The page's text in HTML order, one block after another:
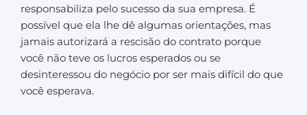
responsabiliza pelo sucesso da sua empresa. É
possível que ela lhe dê algumas orientações, mas
jamais autorizará a rescisão do contrato porque
você não teve os lucros esperados ou se
desinteressou do negócio por ser mais difícil do que
você esperava.